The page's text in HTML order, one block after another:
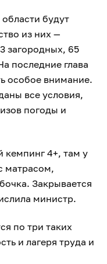
будут
из них —
загородных, 65
последние глава
особое внимание.
все условия,
погоды и
кемпинг 4+, там у
матрасом,
Закрывается
министр.
по три таких
и лагеря труда и